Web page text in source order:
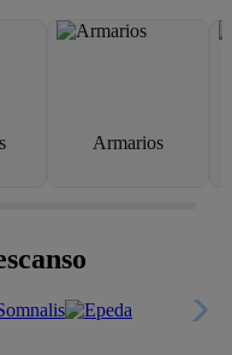
Armarios